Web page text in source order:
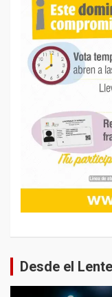
Desde el Lente